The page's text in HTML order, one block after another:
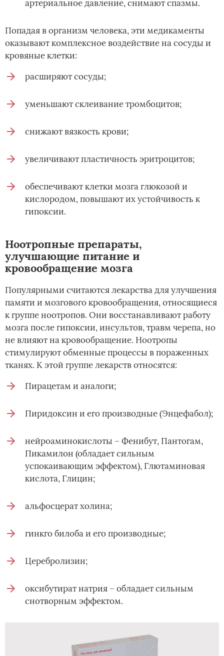
артериальное давление, снимают спазмы.
Попадая в организм человека, эти медикаменты
оказывают комплексное воздействие на сосуды и
кровяные клетки:
расширяют сосуды;
уменьшают склеивание тромбоцитов;
снижают вязкость крови;
увеличивают пластичность эритроцитов;
обеспечивают клетки мозга глюкозой и
кислородом, повышают их устойчивость к
гипоксии.
Ноотропные препараты,
улучшающие питание и
кровообращение мозга
Популярными считаются лекарства для улучшения
памяти и мозгового кровообращения, относящиеся
к группе ноотропов. Они восстанавливают работу
мозга после гипоксии, инсультов, травм черепа, но
не влияют на кровообращение. Ноотропы
стимулируют обменные процессы в пораженных
тканях. К этой группе лекарств относятся:
Пирацетам и аналоги;
Пиридоксин и его производные (Энцефабол);
нейроаминокислоты – Фенибут, Пантогам,
Пикамилон (обладает сильным
успокаивающим эффектом), Глютаминовая
кислота, Глицин;
альфосцерат холина;
гинкго билоба и его производные;
Церебролизин;
оксибутират натрия – обладает сильным
снотворным эффектом.